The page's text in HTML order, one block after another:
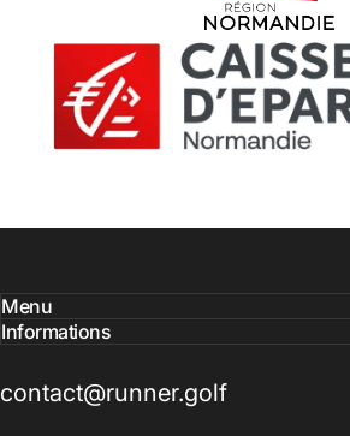
contact@runner.golf
Menu
Informations